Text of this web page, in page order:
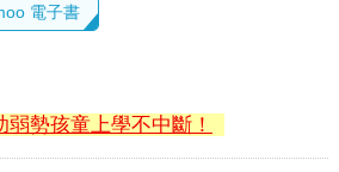
電子書
勢孩童上學不中斷！